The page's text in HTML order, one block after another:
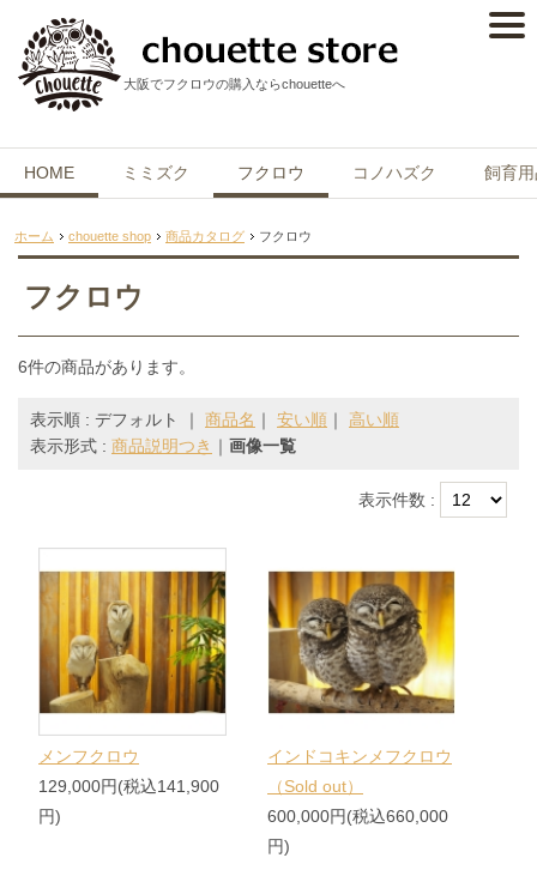
大阪でフクロウの購入ならchouetteへ
HOME ミミズク フクロウ コノハズク 飼育
ホーム chouette shop 商品カタログ フクロウ
フクロウ
6件の商品があります。
表示順 : デフォルト ｜ 商品名 ｜ 安い順 ｜ 高い順
表示形式 : 商品説明つき ｜ 画像一覧
表示件数 :
メンフクロウ
129,000円(税込141,900
円)
インドコキンメフクロウ
（Sold out）
600,000円(税込660,000
円)